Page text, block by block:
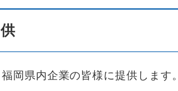
岡県内企業の皆様に提供します。